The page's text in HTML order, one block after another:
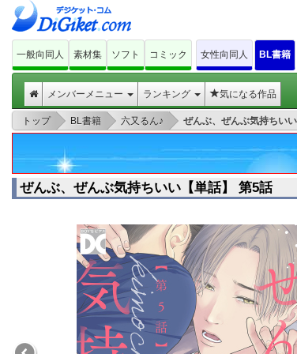
一般向同人 素材集 ソフト コミック 女性向同人 BL書籍
メンバーメニュー ランキング 気になる作品
トップ > BL書籍 > 六又るん♪ > ぜんぶ、ぜんぶ気持ちい
ぜんぶ、ぜんぶ気持ちいい【単話】 第5話